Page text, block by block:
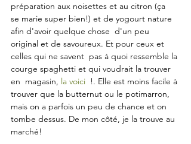
préparation aux noisettes et au citron (ça
se marie super bien!) et de yogourt nature
afin d'avoir quelque chose  d'un peu
original et de savoureux. Et pour ceux et
celles qui ne savent  pas à quoi ressemble la
courge spaghetti et qui voudrait la trouver
en  magasin, la voici
  !. Elle est moins facile à
trouver que la butternut ou le potimarron,
mais on a parfois un peu de chance et on
tombe dessus. De mon côté, je la trouve au
marché!